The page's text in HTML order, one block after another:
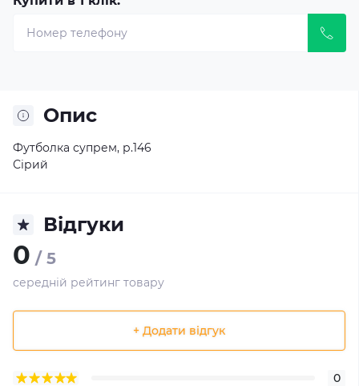
Опис
Футболка супрем, р.146
Сірий
Відгуки
0 / 5
середній рейтинг товару
+ Додати відгук
0